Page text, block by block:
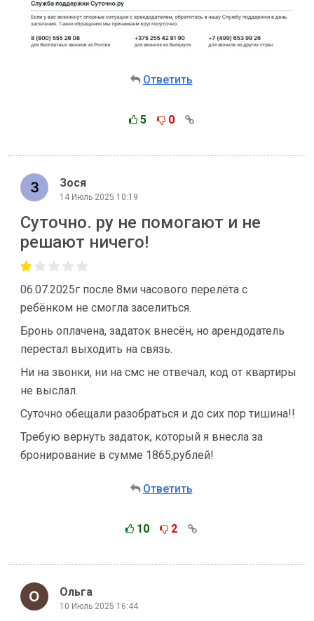
Ответить
5 0
Зося
14 Июль 2025 10:19
Суточно. ру не помогают и не
решают ничего!
06.07.2025г после 8ми часового перелёта с
ребёнком не смогла заселиться.
Бронь оплачена, задаток внесён, но арендодатель
перестал выходить на связь.
Ни на звонки, ни на смс не отвечал, код от квартиры
не выслал.
Суточно обещали разобраться и до сих пор тишина!!
Требую вернуть задаток, который я внесла за
бронирование в сумме 1865,рублей!
Ответить
10 2
Ольга
10 Июль 2025 16:44